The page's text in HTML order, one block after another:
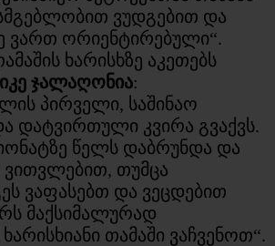
ვუდგებით და
ვართ ორიენტირებული“.
ხარისხზე აკეთებს
ჯალაღონია:
პირველი, საშინაო
დატვირთული კვირა გვაქვს.
წელს დაბრუნდა და
თუმცა
ვაფასებთ და ვეცდებით
მაქსიმალურად
თამაში ვაჩვენოთ“.